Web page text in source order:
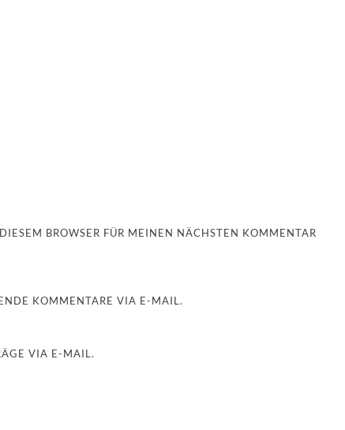
BROWSER FÜR MEINEN NÄCHSTEN KOMMENTAR
KOMMENTARE VIA E-MAIL.
VIA E-MAIL.